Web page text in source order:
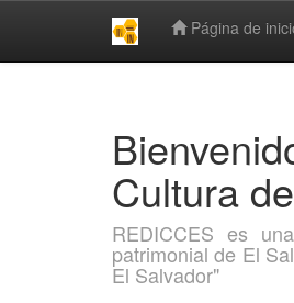
Página de
Cultura
REDICCES es
patrimonial de El
El Salvador"